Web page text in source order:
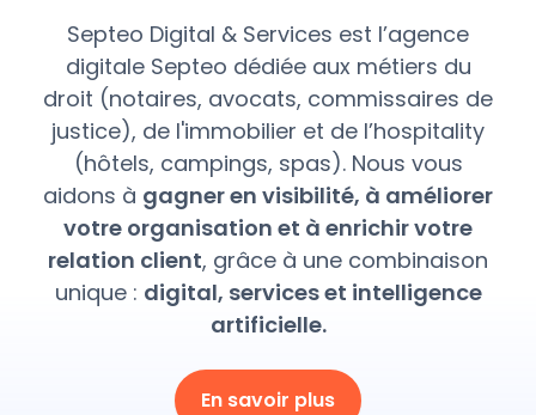
Septeo Digital & Services est l’agence
digitale Septeo dédiée aux métiers du
droit (notaires, avocats, commissaires de
justice), de l'immobilier et de l’hospitality
(hôtels, campings, spas). Nous vous
aidons à gagner en visibilité, à améliorer
votre organisation et à enrichir votre
relation client, grâce à une combinaison
unique : digital, services et intelligence
artificielle.
En savoir plus